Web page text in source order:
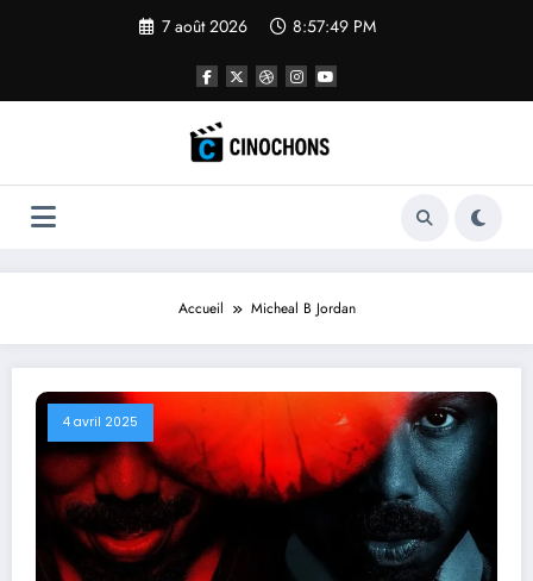
7 août 2026 8:57:50 PM
Accueil Micheal B Jordan
4 avril 2025